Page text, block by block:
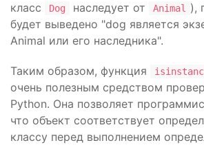
класс
Dog наследует от Animal
),
будет выведено "dog является
Animal или его наследника".
Таким образом, функция
очень полезным средством
Python. Она позволяет
что объект соответствует
классу перед выполнением